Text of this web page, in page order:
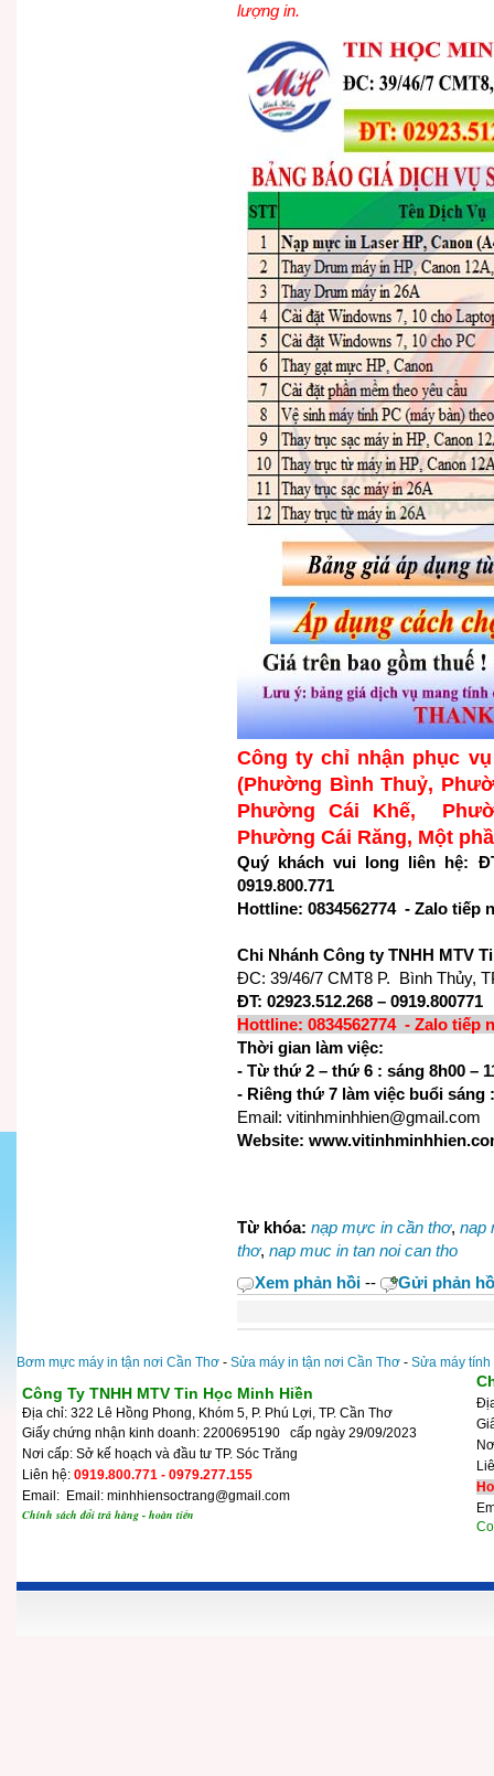
lượng in.
Công ty chỉ nhận phục
(Phường Bình Thuỷ,
Phường Cái Khế,
Phường Cái Răng, Một
Quý khách vui long liên hệ:
0919.800.771
Hottline: 0834562774 - Zalo tiếp
Chi Nhánh Công ty TNHH MTV
ĐC: 39/46/7 CMT8 P. Bình Thủy,
ĐT: 02923.512.268 – 0919.800771
Hottline: 0834562774 - Zalo tiếp
Thời gian làm việc:
- Từ thứ 2 – thứ 6 : sáng 8h00 –
- Riêng thứ 7 làm việc buổi sáng
Email: vitinhminhhien@gmail.com
Website:
Từ khóa: nạp mực in cần thơ, nap
thơ, nap muc in tan noi can tho
Xem phản hồi -- Gửi phản
Bơm mực máy in tận nơi Cần Thơ - Sửa máy in tận nơi Cần Thơ - Sửa máy
Công Ty TNHH MTV Tin Học Minh Hiền
Địa chỉ: 322 Lê Hồng Phong, Khóm 5, P. Phú Lợi, TP. Cần Thơ
Giấy chứng nhận kinh doanh: 2200695190 cấp ngày 29/09/2023
Nơi cấp: Sở kế hoạch và đầu tư TP. Sóc Trăng
Liên hệ: 0919.800.771 - 0979.277.155
Email: Email: minhhiensoctrang@gmail.com
Chính sách đổi trả hàng - hoàn tiền